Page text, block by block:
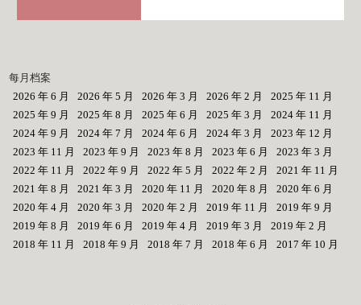
每月档案
2026 年 6 月
2026 年 5 月 2026 年 3 月 2026 年 2 月
2025 年 11 月
2025 年 9 月
2025 年 8 月 2025 年 6 月 2025 年 3 月
2024 年 11 月
2024 年 9 月
2024 年 7 月 2024 年 6 月 2024 年 3 月
2023 年 12 月
2023 年 11 月
2023 年 9 月 2023 年 8 月 2023 年 6 月
2023 年 3 月
2022 年 11 月
2022 年 9 月 2022 年 5 月 2022 年 2 月
2021 年 11 月
2021 年 8 月
2021 年 3 月 2020 年 11 月 2020 年 8 月
2020 年 6 月
2020 年 4 月
2020 年 3 月 2020 年 2 月 2019 年 11 月
2019 年 9 月
2019 年 8 月
2019 年 6 月 2019 年 4 月 2019 年 3 月
2019 年 2 月
2018 年 11 月
2018 年 9 月 2018 年 7 月 2018 年 6 月 2017 年 10 月